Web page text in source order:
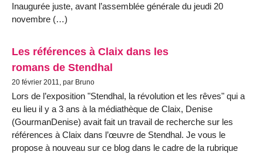
Inaugurée juste, avant l’assemblée générale du jeudi 20
novembre (…)
Les références à Claix dans les
romans de Stendhal
20 février 2011, par Bruno
Lors de l’exposition "Stendhal, la révolution et les rêves" qui a
eu lieu il y a 3 ans à la médiathèque de Claix, Denise
(GourmanDenise) avait fait un travail de recherche sur les
références à Claix dans l’œuvre de Stendhal. Je vous le
propose à nouveau sur ce blog dans le cadre de la rubrique